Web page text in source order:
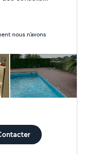
nous n'avons